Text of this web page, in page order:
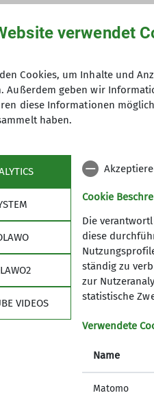
bekommen? Dann
Teilnehmeranzahl
verwendet
Cookies, um Inhalte und
Außerdem geben wir
diese Informationen
haben.
VIDEOS
Cookie
Die
diese
ständig zu
zur
statistische
Verwendete
Name
Matomo